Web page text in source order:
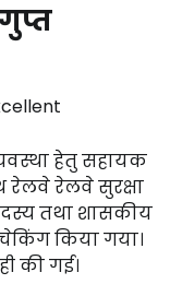
हेतु सहायक
रेलवे रेलवे सुरक्षा
तथा शासकीय
किया गया।
की गई।